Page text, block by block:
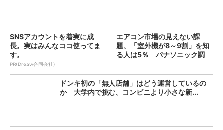
SNSアカウントを着実に成
長。実はみんなココ使ってま
す。
PR(Dreaw合同会社)
エアコン市場の見えない課
題、「室外機が8～9割」を知
る人は5％ パナソニック調
ドンキ初の「無人店舗」はどう運営しているの
か 大学内で挑む、コンビニより小さな新...